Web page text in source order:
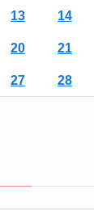
13 14
20 21
27 28